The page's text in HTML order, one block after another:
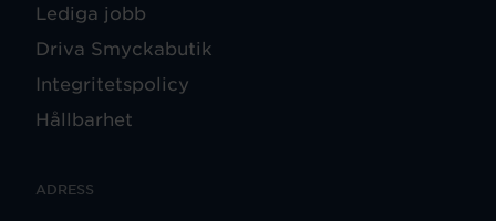
Lediga jobb
Driva Smyckabutik
Integritetspolicy
Hållbarhet
ADRESS